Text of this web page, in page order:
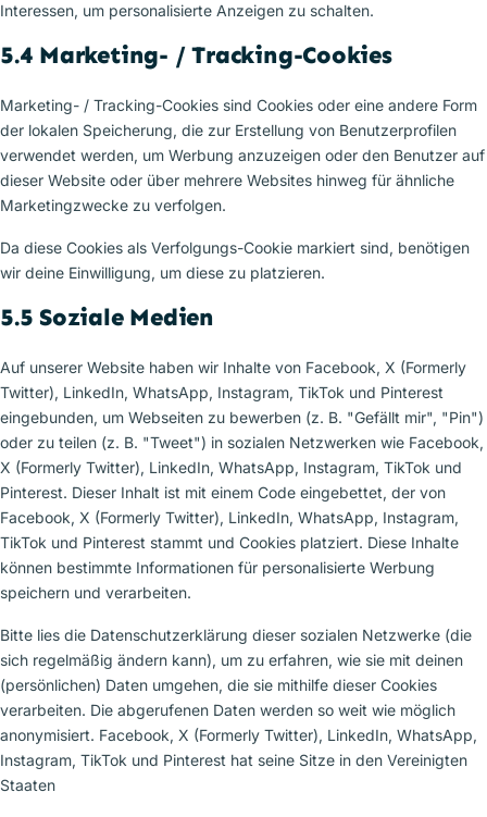
Interessen, um personalisierte Anzeigen zu schalten.
5.4 Marketing- / Tracking-Cookies
Marketing- / Tracking-Cookies sind Cookies oder eine andere Form
der lokalen Speicherung, die zur Erstellung von Benutzerprofilen
verwendet werden, um Werbung anzuzeigen oder den Benutzer auf
dieser Website oder über mehrere Websites hinweg für ähnliche
Marketingzwecke zu verfolgen.
Da diese Cookies als Verfolgungs-Cookie markiert sind, benötigen
wir deine Einwilligung, um diese zu platzieren.
5.5 Soziale Medien
Auf unserer Website haben wir Inhalte von Facebook, X (Formerly
Twitter), LinkedIn, WhatsApp, Instagram, TikTok und Pinterest
eingebunden, um Webseiten zu bewerben (z. B. "Gefällt mir", "Pin")
oder zu teilen (z. B. "Tweet") in sozialen Netzwerken wie Facebook,
X (Formerly Twitter), LinkedIn, WhatsApp, Instagram, TikTok und
Pinterest. Dieser Inhalt ist mit einem Code eingebettet, der von
Facebook, X (Formerly Twitter), LinkedIn, WhatsApp, Instagram,
TikTok und Pinterest stammt und Cookies platziert. Diese Inhalte
können bestimmte Informationen für personalisierte Werbung
speichern und verarbeiten.
Bitte lies die Datenschutzerklärung dieser sozialen Netzwerke (die
sich regelmäßig ändern kann), um zu erfahren, wie sie mit deinen
(persönlichen) Daten umgehen, die sie mithilfe dieser Cookies
verarbeiten. Die abgerufenen Daten werden so weit wie möglich
anonymisiert. Facebook, X (Formerly Twitter), LinkedIn, WhatsApp,
Instagram, TikTok und Pinterest hat seine Sitze in den Vereinigten
Staaten